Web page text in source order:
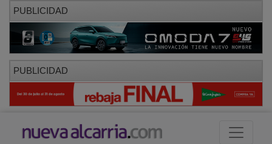
PUBLICIDAD
PUBLICIDAD